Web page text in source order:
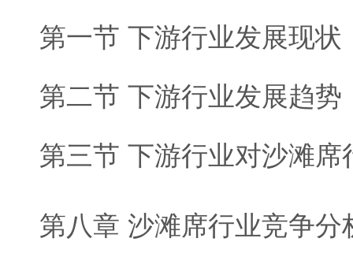
第一节 下游行业发展现状
第二节 下游行业发展趋势
第三节 下游行业对沙滩席
第八章 沙滩席行业竞争分